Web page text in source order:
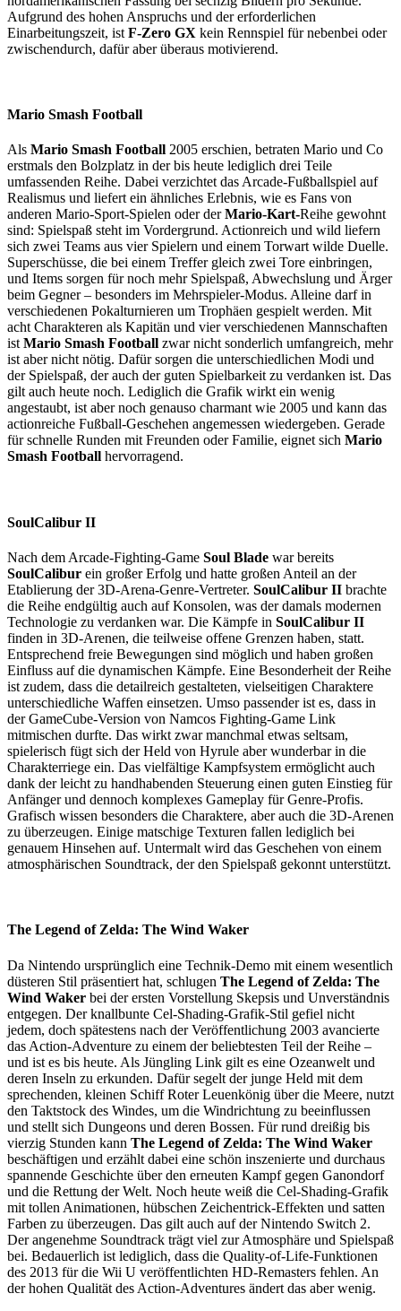
Aufgrund des hohen Anspruchs und der erforderlichen
Einarbeitungszeit, ist F-Zero GX kein Rennspiel für nebenbei oder
zwischendurch, dafür aber überaus motivierend.
Mario Smash Football
Als Mario Smash Football 2005 erschien, betraten Mario und Co
erstmals den Bolzplatz in der bis heute lediglich drei Teile
umfassenden Reihe. Dabei verzichtet das Arcade-Fußballspiel auf
Realismus und liefert ein ähnliches Erlebnis, wie es Fans von
anderen Mario-Sport-Spielen oder derMario-Kart-Reihe gewohnt
sind: Spielspaß steht im Vordergrund. Actionreich und wild liefern
sich zwei Teams aus vier Spielern und einem Torwart wilde Duelle.
Superschüsse, die bei einem Treffer gleich zwei Tore einbringen,
und Items sorgen für noch mehr Spielspaß, Abwechslung und Ärger
beim Gegner – besonders im Mehrspieler-Modus. Alleine darf in
verschiedenen Pokalturnieren um Trophäen gespielt werden. Mit
acht Charakteren als Kapitän und vier verschiedenen Mannschaften
istMario Smash Football zwar nicht sonderlich umfangreich, mehr
ist aber nicht nötig. Dafür sorgen die unterschiedlichen Modi und
der Spielspaß, der auch der guten Spielbarkeit zu verdanken ist. Das
gilt auch heute noch. Lediglich die Grafik wirkt ein wenig
angestaubt, ist aber noch genauso charmant wie 2005 und kann das
actionreiche Fußball-Geschehen angemessen wiedergeben. Gerade
für schnelle Runden mit Freunden oder Familie, eignet sich Mario
Smash Football hervorragend.
SoulCalibur II
Nach dem Arcade-Fighting-Game Soul Blade war bereits
SoulCalibur ein großer Erfolg und hatte großen Anteil an der
Etablierung der 3D-Arena-Genre-Vertreter. SoulCalibur II brachte
die Reihe endgültig auch auf Konsolen, was der damals modernen
Technologie zu verdanken war. Die Kämpfe in SoulCalibur II
finden in 3D-Arenen, die teilweise offene Grenzen haben, statt.
Entsprechend freie Bewegungen sind möglich und haben großen
Einfluss auf die dynamischen Kämpfe. Eine Besonderheit der Reihe
ist zudem, dass die detailreich gestalteten, vielseitigen Charaktere
unterschiedliche Waffen einsetzen. Umso passender ist es, dass in
der GameCube-Version von Namcos Fighting-Game Link
mitmischen durfte. Das wirkt zwar manchmal etwas seltsam,
spielerisch fügt sich der Held von Hyrule aber wunderbar in die
Charakterriege ein. Das vielfältige Kampfsystem ermöglicht auch
dank der leicht zu handhabenden Steuerung einen guten Einstieg für
Anfänger und dennoch komplexes Gameplay für Genre-Profis.
Grafisch wissen besonders die Charaktere, aber auch die 3D-Arenen
zu überzeugen. Einige matschige Texturen fallen lediglich bei
genauem Hinsehen auf. Untermalt wird das Geschehen von einem
atmosphärischen Soundtrack, der den Spielspaß gekonnt unterstützt.
The Legend of Zelda: The Wind Waker
Da Nintendo ursprünglich eine Technik-Demo mit einem wesentlich
düsteren Stil präsentiert hat, schlugen The Legend of Zelda: The
Wind Waker bei der ersten Vorstellung Skepsis und Unverständnis
entgegen. Der knallbunte Cel-Shading-Grafik-Stil gefiel nicht
jedem, doch spätestens nach der Veröffentlichung 2003 avancierte
das Action-Adventure zu einem der beliebtesten Teil der Reihe –
und ist es bis heute. Als Jüngling Link gilt es eine Ozeanwelt und
deren Inseln zu erkunden. Dafür segelt der junge Held mit dem
sprechenden, kleinen Schiff Roter Leuenkönig über die Meere, nutzt
den Taktstock des Windes, um die Windrichtung zu beeinflussen
und stellt sich Dungeons und deren Bossen. Für rund dreißig bis
vierzig Stunden kann The Legend of Zelda: The Wind Waker
beschäftigen und erzählt dabei eine schön inszenierte und durchaus
spannende Geschichte über den erneuten Kampf gegen Ganondorf
und die Rettung der Welt. Noch heute weiß die Cel-Shading-Grafik
mit tollen Animationen, hübschen Zeichentrick-Effekten und satten
Farben zu überzeugen. Das gilt auch auf der Nintendo Switch 2.
Der angenehme Soundtrack trägt viel zur Atmosphäre und Spielspaß
bei. Bedauerlich ist lediglich, dass die Quality-of-Life-Funktionen
des 2013 für die Wii U veröffentlichten HD-Remasters fehlen. An
der hohen Qualität des Action-Adventures ändert das aber wenig.